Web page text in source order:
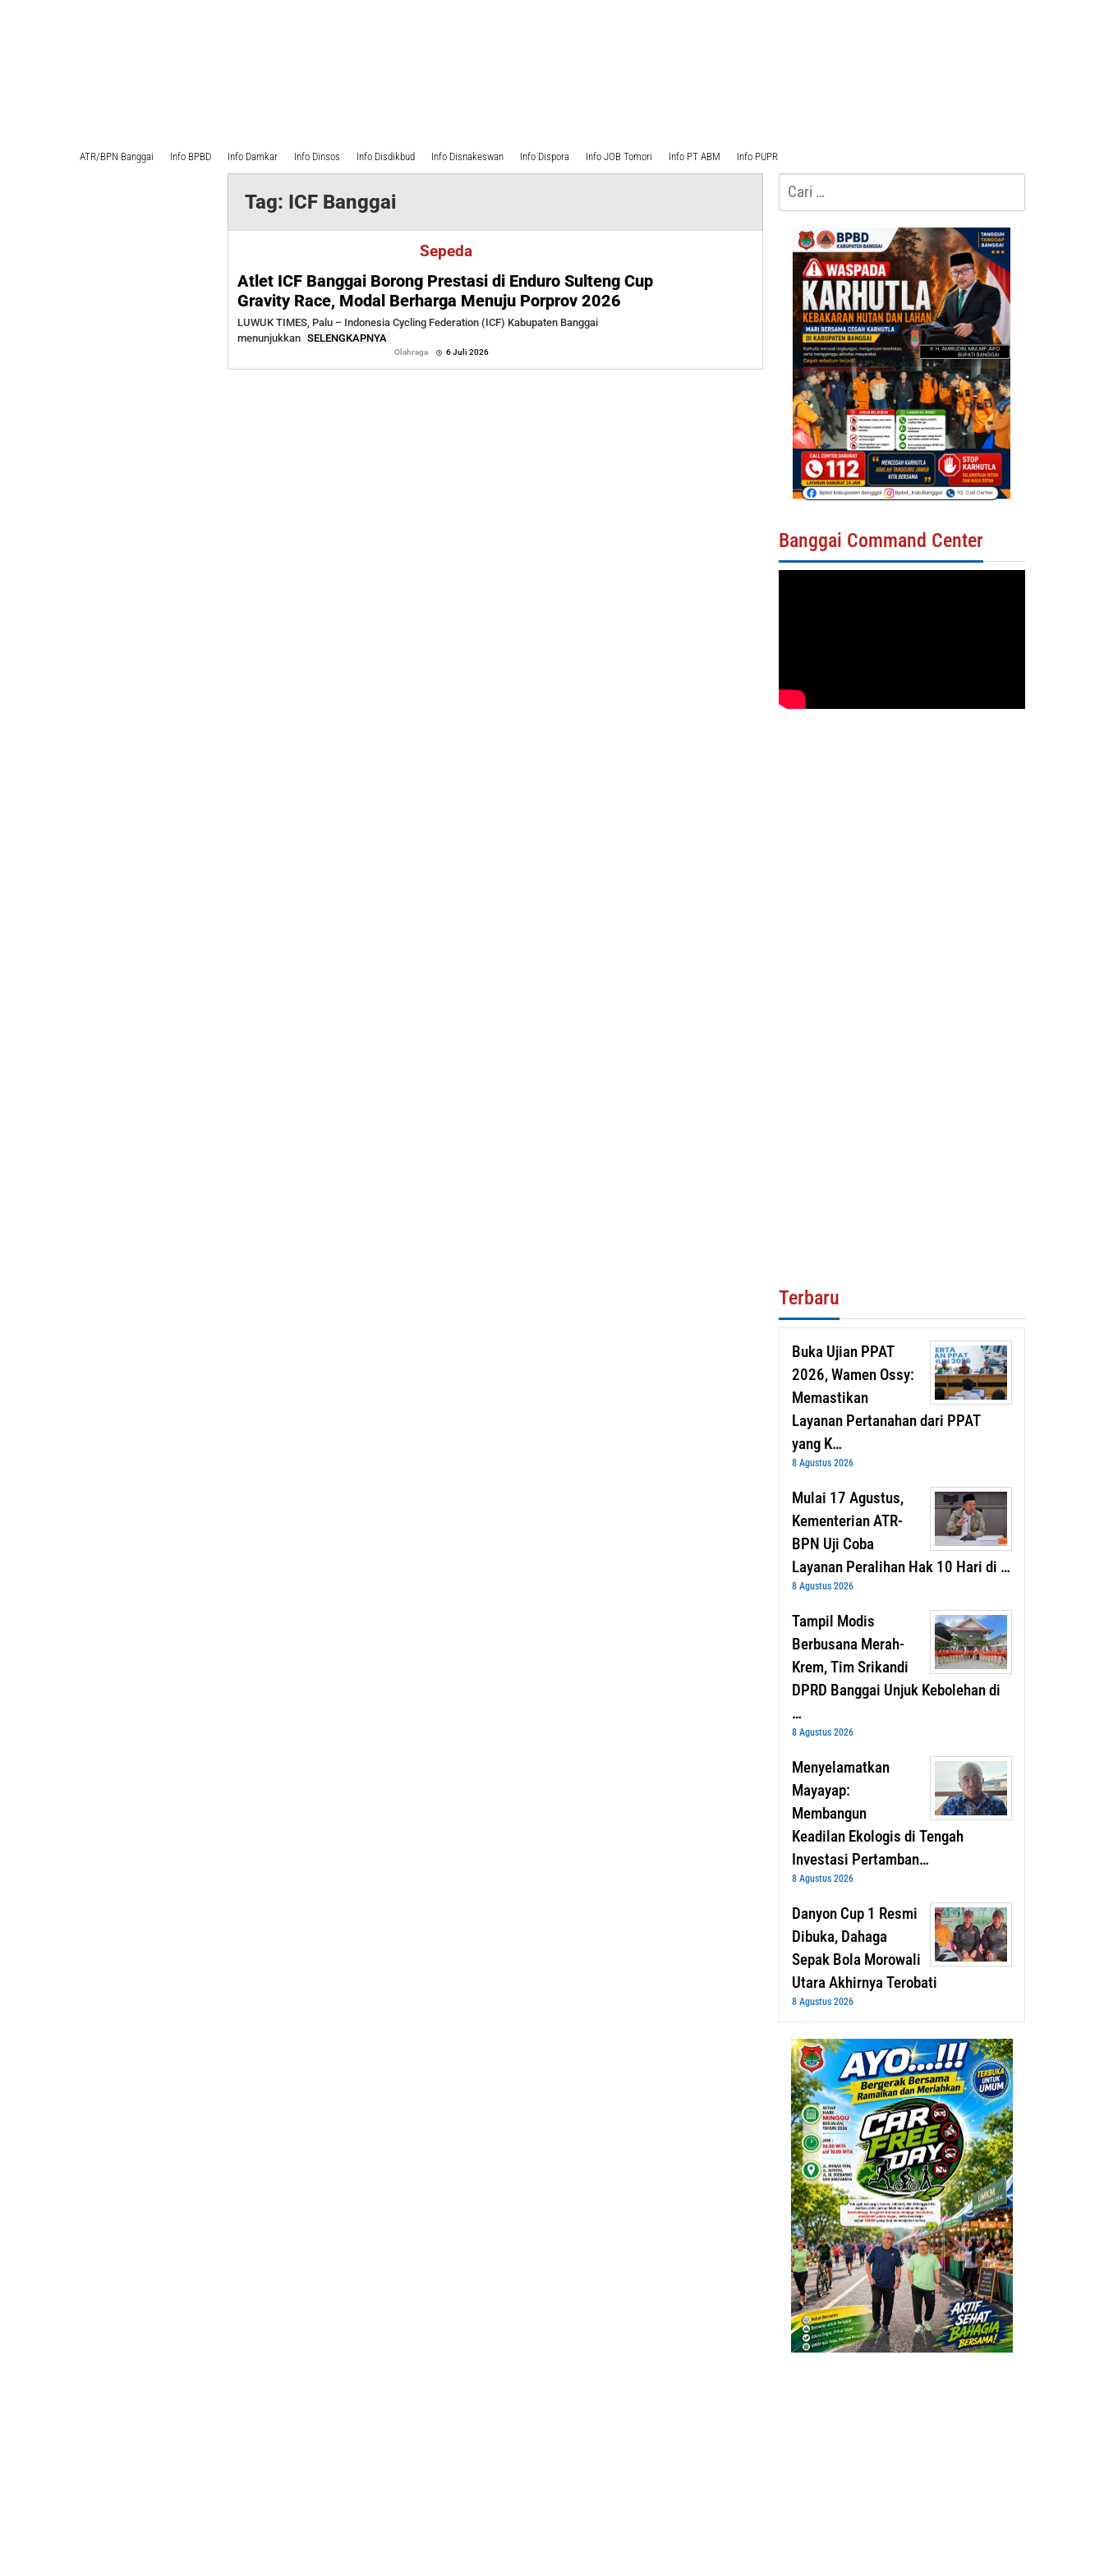
ATR/BPN Banggai Info BPBD Info Damkar Info Dinsos Info Disdikbud Info Disnakeswan Info Dispora Info JOB Tomori Info PT ABM Info PUPR
Tag: ICF Banggai
Sepeda
Atlet ICF Banggai Borong Prestasi di Enduro Sulteng Cup
Gravity Race, Modal Berharga Menuju Porprov 2026
LUWUK TIMES, Palu – Indonesia Cycling Federation (ICF) Kabupaten Banggai
menunjukkan SELENGKAPNYA
Olahraga 6 Juli 2026
Cari
untuk:
Banggai Command Center
Terbaru
Buka Ujian PPAT
2026, Wamen Ossy:
Memastikan
Layanan Pertanahan dari PPAT
yang K…
8 Agustus 2026
Mulai 17 Agustus,
Kementerian ATR-
BPN Uji Coba
Layanan Peralihan Hak 10 Hari di …
8 Agustus 2026
Tampil Modis
Berbusana Merah-
Krem, Tim Srikandi
DPRD Banggai Unjuk Kebolehan di
…
8 Agustus 2026
Menyelamatkan
Mayayap:
Membangun
Keadilan Ekologis di Tengah
Investasi Pertamban…
8 Agustus 2026
Danyon Cup 1 Resmi
Dibuka, Dahaga
Sepak Bola Morowali
Utara Akhirnya Terobati
8 Agustus 2026